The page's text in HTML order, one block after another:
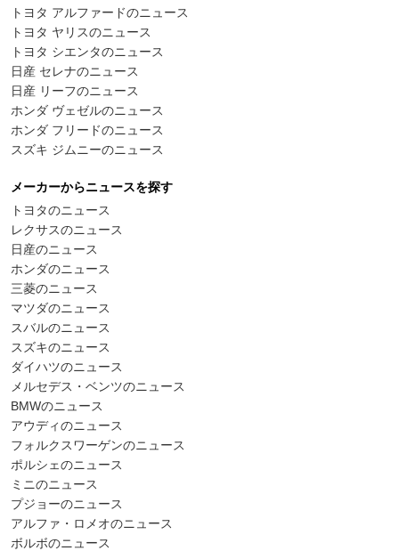
トヨタ アルファードのニュース
トヨタ ヤリスのニュース
トヨタ シエンタのニュース
日産 セレナのニュース
日産 リーフのニュース
ホンダ ヴェゼルのニュース
ホンダ フリードのニュース
スズキ ジムニーのニュース
メーカーからニュースを探す
トヨタのニュース
レクサスのニュース
日産のニュース
ホンダのニュース
三菱のニュース
マツダのニュース
スバルのニュース
スズキのニュース
ダイハツのニュース
メルセデス・ベンツのニュース
BMWのニュース
アウディのニュース
フォルクスワーゲンのニュース
ポルシェのニュース
ミニのニュース
プジョーのニュース
アルファ・ロメオのニュース
ボルボのニュース